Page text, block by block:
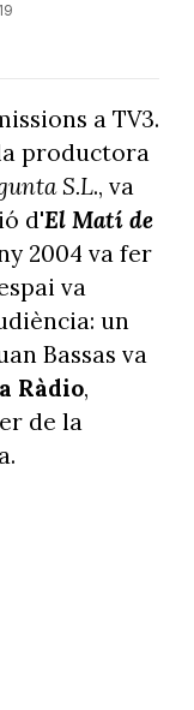
a TV3.
productora
S.L., va
d'El Matí de
2004 va fer
va
un
Bassas va
Ràdio,
de la